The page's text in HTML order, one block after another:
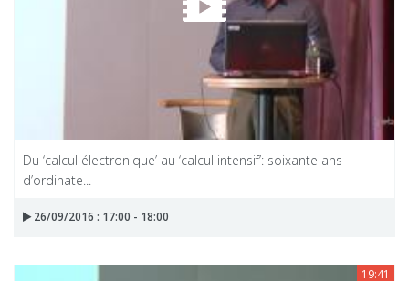
Du ‘calcul électronique’ au ‘calcul intensif’: soixante ans
d’ordinate...
26/09/2016 : 17:00 - 18:00
19:41